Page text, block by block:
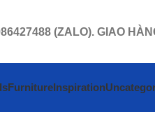
(ZALO). GIAO
FurnitureInspiration